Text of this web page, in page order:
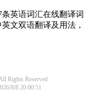
英语词汇在线翻译词
文双语翻译及用法，
Rights Reserved
8/8 20:00:51